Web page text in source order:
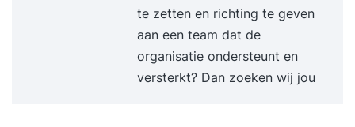
te zetten en richting te geven
aan een team dat de
organisatie ondersteunt en
versterkt? Dan zoeken wij jou